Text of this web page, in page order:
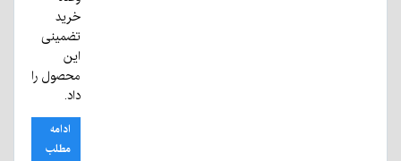
خرید
تضمینی
این
محصول را
داد.
ادامه
مطلب